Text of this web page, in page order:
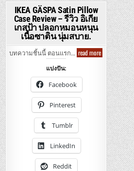
Posted
in
IKEA GÄSPA Satin Pillow
Case Review – รีวิว อิเกีย
เกสป้า ปลอกหมอนหนุน
เนื้อซาติน นุ่มสบาย.
บทความชิ้นนี้ ตอนแรก… read moreIKEA
GÄSPA
Satin
Pillow
Case
Review
รีวิว
เกีย
เกส
ป้า
ปลอกหมอน
หนุน
เนื้อ
ซาติน
นุ่ม
สบาย.
แบ่งปัน:
Facebook
Pinterest
Tumblr
LinkedIn
Reddit